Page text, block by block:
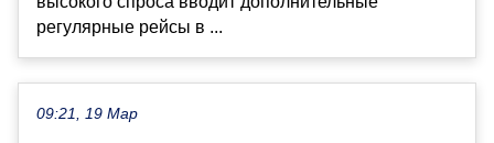
регулярные рейсы в ...
09:21, 19 Мар